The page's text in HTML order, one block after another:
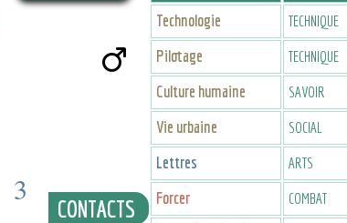
Technologie TECHNIQUE
Pilotage TECHNIQUE
Culture humaine SAVOIR
Vie urbaine SOCIAL
Lettres ARTS
Forcer COMBAT
3
CONTACTS